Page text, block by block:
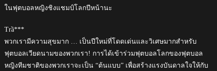
ในฟุตบอลหญิงชิงแชมป์โลกปีหน้านะ
Trầ***
พวกเรามีความสุขมาก … เป็นปีใหม่ที่โดดเด่นและวิเศษมากสำหรับ
ฟุตบอลเวียดนามของพวกเรา! การได้เข้าร่วมฟุตบอลโลกของฟุตบอล
หญิงทีมชาติของพวกเราจะเป็น “ต้นแบบ” เพื่อสร้างแรงบันดาลใจให้กับ